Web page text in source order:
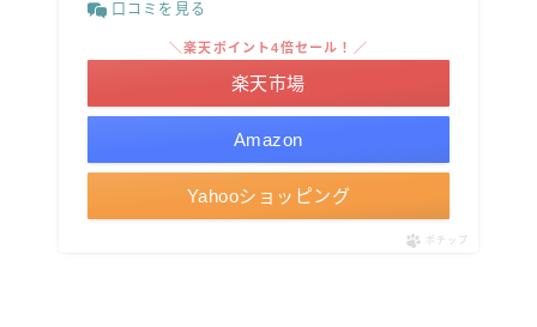
口コミを見る
Amazon
＼楽天ポイント4倍セール！／
楽天市場
Yahooショッピング
ポチップ